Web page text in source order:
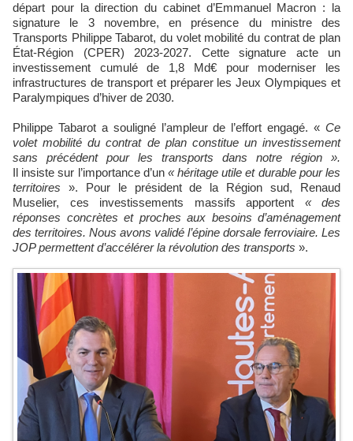
départ pour la direction du cabinet d’Emmanuel Macron : la
signature le 3 novembre, en présence du ministre des
Transports Philippe Tabarot, du volet mobilité du contrat de plan
État-Région (CPER) 2023-2027. Cette signature acte un
investissement cumulé de 1,8 Md€ pour moderniser les
infrastructures de transport et préparer les Jeux Olympiques et
Paralympiques d’hiver de 2030.
Philippe Tabarot a souligné l’ampleur de l’effort engagé. « Ce
volet mobilité du contrat de plan constitue un investissement
sans précédent pour les transports dans notre région ».
Il insiste sur l’importance d’un « héritage utile et durable pour les
territoires ». Pour le président de la Région sud, Renaud
Muselier, ces investissements massifs apportent « des
réponses concrètes et proches aux besoins d’aménagement
des territoires. Nous avons validé l’épine dorsale ferroviaire. Les
JOP permettent d’accélérer la révolution des transports ».